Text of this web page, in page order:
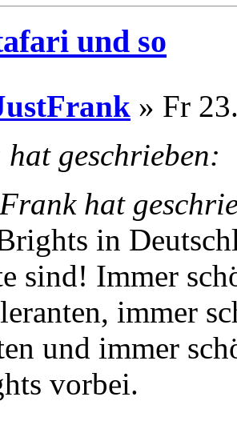
und so
» Fr
geschrieben:
hat
in
sind! Immer
immer
und immer
vorbei.